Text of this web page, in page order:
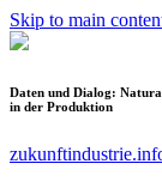
Skip to main
Daten und Dialog:
in der Produktion